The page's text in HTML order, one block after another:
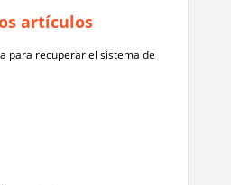
artículos
para recuperar el sistema de